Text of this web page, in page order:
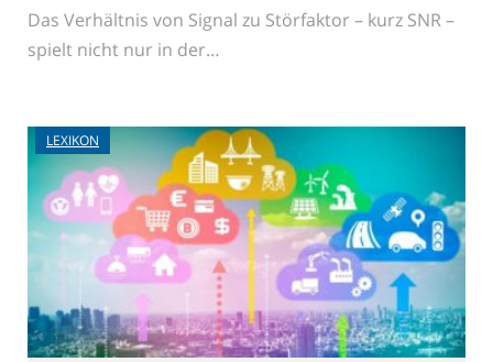
Das Verhältnis von Signal zu Störfaktor – kurz SNR –
spielt nicht nur in der…
LEXIKON